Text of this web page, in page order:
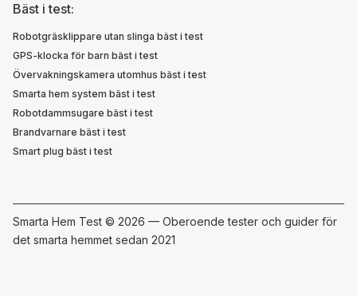
Bäst i test:
Robotgräsklippare utan slinga bäst i test
GPS-klocka för barn bäst i test
Övervakningskamera utomhus bäst i test
Smarta hem system bäst i test
Robotdammsugare bäst i test
Brandvarnare bäst i test
Smart plug bäst i test
Smarta Hem Test © 2026 — Oberoende tester och guider för
det smarta hemmet sedan 2021